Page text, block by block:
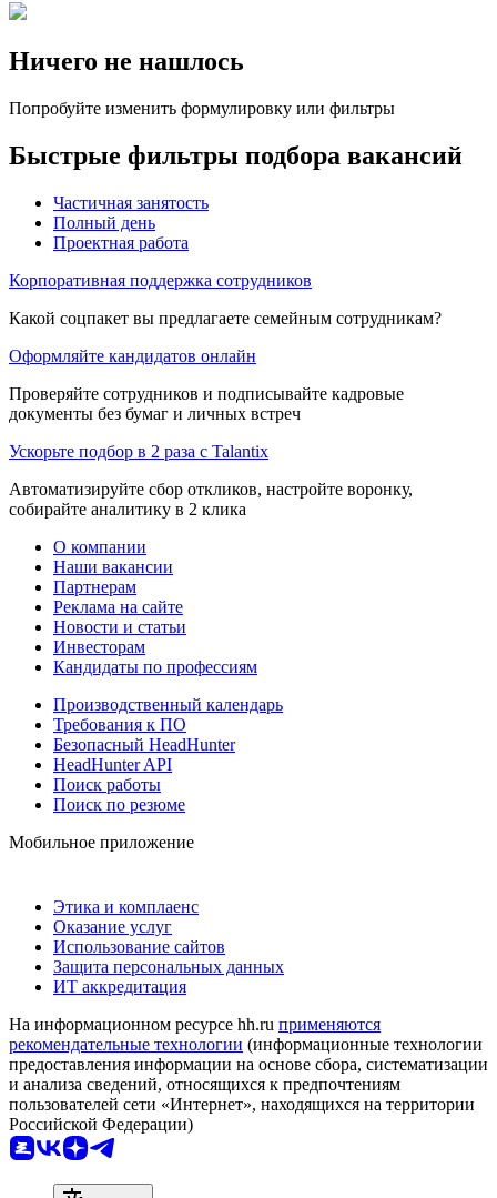
Ничего не нашлось
Попробуйте изменить формулировку или фильтры
Быстрые фильтры подбора вакансий
Частичная занятость
Полный день
Проектная работа
Корпоративная поддержка сотрудников
Какой соцпакет вы предлагаете семейным сотрудникам?
Оформляйте кандидатов онлайн
Проверяйте сотрудников и подписывайте кадровые
документы без бумаг и личных встреч
Ускорьте подбор в 2 раза с Talantix
Автоматизируйте сбор откликов, настройте воронку,
собирайте аналитику в 2 клика
О компании
Наши вакансии
Партнерам
Реклама на сайте
Новости и статьи
Инвесторам
Кандидаты по профессиям
Производственный календарь
Требования к ПО
Безопасный HeadHunter
HeadHunter API
Поиск работы
Поиск по резюме
Мобильное приложение
Этика и комплаенс
Оказание услуг
Использование сайтов
Защита персональных данных
ИТ аккредитация
На информационном ресурсе hh.ru применяются
рекомендательные технологии (информационные технологии
предоставления информации на основе сбора, систематизации
и анализа сведений, относящихся к предпочтениям
пользователей сети «Интернет», находящихся на территории
Российской Федерации)